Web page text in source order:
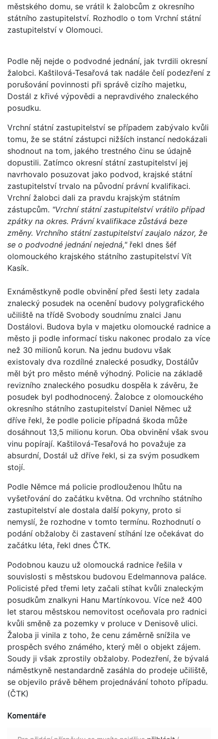
městského domu, se vrátil k žalobcům z okresního
státního zastupitelství. Rozhodlo o tom Vrchní státní
zastupitelství v Olomouci.
Podle něj nejde o podvodné jednání, jak tvrdili okresní
žalobci. Kaštilová-Tesařová tak nadále čelí podezření z
porušování povinnosti při správě cizího majetku,
Dostál z křivé výpovědi a nepravdivého znaleckého
posudku.
Vrchní státní zastupitelství se případem zabývalo kvůli
tomu, že se státní zástupci nižších instancí nedokázali
shodnout na tom, jakého trestného činu se údajně
dopustili. Zatímco okresní státní zastupitelství jej
navrhovalo posuzovat jako podvod, krajské státní
zastupitelství trvalo na původní právní kvalifikaci.
Vrchní žalobci dali za pravdu krajským státním
zástupcům. "Vrchní státní zastupitelství vrátilo případ
zpátky na okres. Právní kvalifikace zůstává beze
změny. Vrchního státní zastupitelství zaujalo názor, že
se o podvodné jednání nejedná,"řekl dnes šéf
olomouckého krajského státního zastupitelství Vít
Kasík.
Exnáměstkyně podle obvinění před šesti lety zadala
znalecký posudek na ocenění budovy polygrafického
učiliště na třídě Svobody soudnímu znalci Janu
Dostálovi. Budova byla v majetku olomoucké radnice a
město ji podle informací tisku nakonec prodalo za více
než 30 milionů korun. Na jednu budovu však
existovaly dva rozdílné znalecké posudky, Dostálův
měl být pro město méně výhodný. Policie na základě
revizního znaleckého posudku dospěla k závěru, že
posudek byl podhodnocený. Žalobce z olomouckého
okresního státního zastupitelství Daniel Němec už
dříve řekl, že podle policie případná škoda může
dosáhnout 13,5 milionu korun. Oba obvinění však svou
vinu popírají. Kaštilová-Tesařová ho považuje za
absurdní, Dostál už dříve řekl, si za svým posudkem
stojí.
Podle Němce má policie prodlouženou lhůtu na
vyšetřování do začátku května. Od vrchního státního
zastupitelství ale dostala další pokyny, proto si
nemyslí, že rozhodne v tomto termínu. Rozhodnutí o
podání obžaloby či zastavení stíhání lze očekávat do
začátku léta, řekl dnes ČTK.
Podobnou kauzu už olomoucká radnice řešila v
souvislosti s městskou budovou Edelmannova paláce.
Policisté před třemi lety začali stíhat kvůli znaleckým
posudkům znalkyni Hanu Martínkovou. Více než 400
let starou městskou nemovitost oceňovala pro radnici
kvůli směně za pozemky v proluce v Denisově ulici.
Žaloba ji vinila z toho, že cenu záměrně snížila ve
prospěch svého známého, který měl o objekt zájem.
Soudy ji však zprostily obžaloby. Podezření, že bývalá
náměstkyně nestandardně zasáhla do prodeje učiliště,
se objevilo právě během projednávání tohoto případu.
(ČTK)
Komentáře